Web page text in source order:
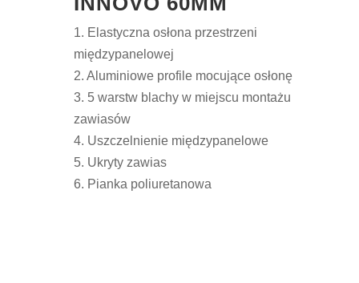
1. Elastyczna osłona przestrzeni
międzypanelowej
2. Aluminiowe profile mocujące osłonę
3. 5 warstw blachy w miejscu montażu
zawiasów
4. Uszczelnienie międzypanelowe
5. Ukryty zawias
6. Pianka poliuretanowa